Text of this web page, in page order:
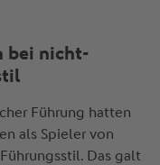
bei nicht-
Führung hatten
als Spieler von
Das galt